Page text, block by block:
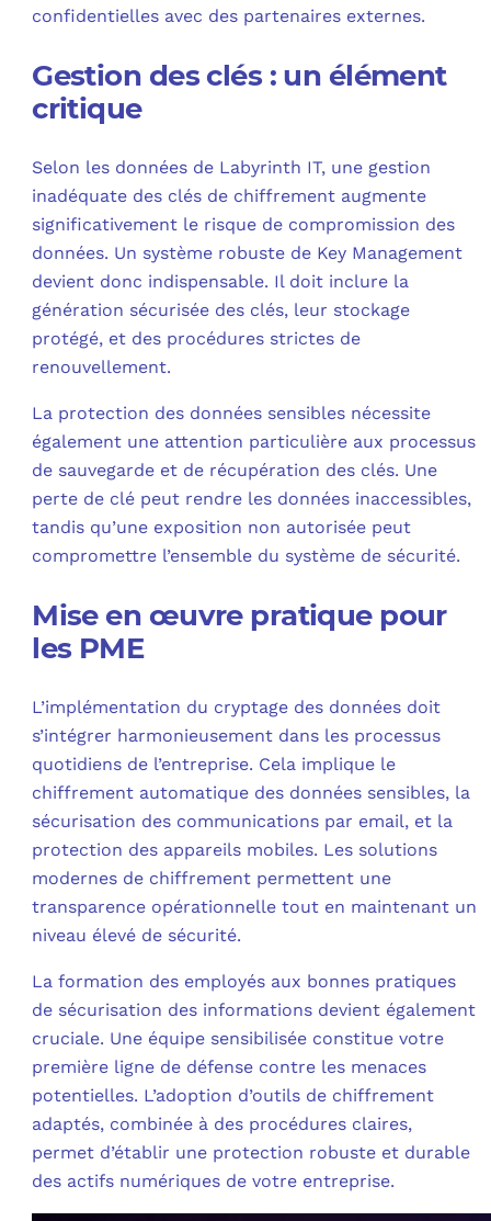
confidentielles avec des partenaires externes.
Gestion des clés : un élément
critique
Selon les données de Labyrinth IT, une gestion
inadéquate des clés de chiffrement augmente
significativement le risque de compromission des
données. Un système robuste de Key Management
devient donc indispensable. Il doit inclure la
génération sécurisée des clés, leur stockage
protégé, et des procédures strictes de
renouvellement.
La protection des données sensibles nécessite
également une attention particulière aux processus
de sauvegarde et de récupération des clés. Une
perte de clé peut rendre les données inaccessibles,
tandis qu’une exposition non autorisée peut
compromettre l’ensemble du système de sécurité.
Mise en œuvre pratique pour
les PME
L’implémentation du cryptage des données doit
s’intégrer harmonieusement dans les processus
quotidiens de l’entreprise. Cela implique le
chiffrement automatique des données sensibles, la
sécurisation des communications par email, et la
protection des appareils mobiles. Les solutions
modernes de chiffrement permettent une
transparence opérationnelle tout en maintenant un
niveau élevé de sécurité.
La formation des employés aux bonnes pratiques
de sécurisation des informations devient également
cruciale. Une équipe sensibilisée constitue votre
première ligne de défense contre les menaces
potentielles. L’adoption d’outils de chiffrement
adaptés, combinée à des procédures claires,
permet d’établir une protection robuste et durable
des actifs numériques de votre entreprise.